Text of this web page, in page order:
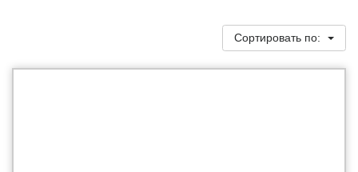
Сортировать по: